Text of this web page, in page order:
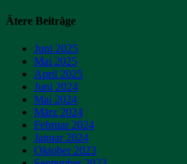
Ätere Beiträge
Juni 2025
Mai 2025
April 2025
Juni 2024
Mai 2024
März 2024
Februar 2024
Januar 2024
Oktober 2023